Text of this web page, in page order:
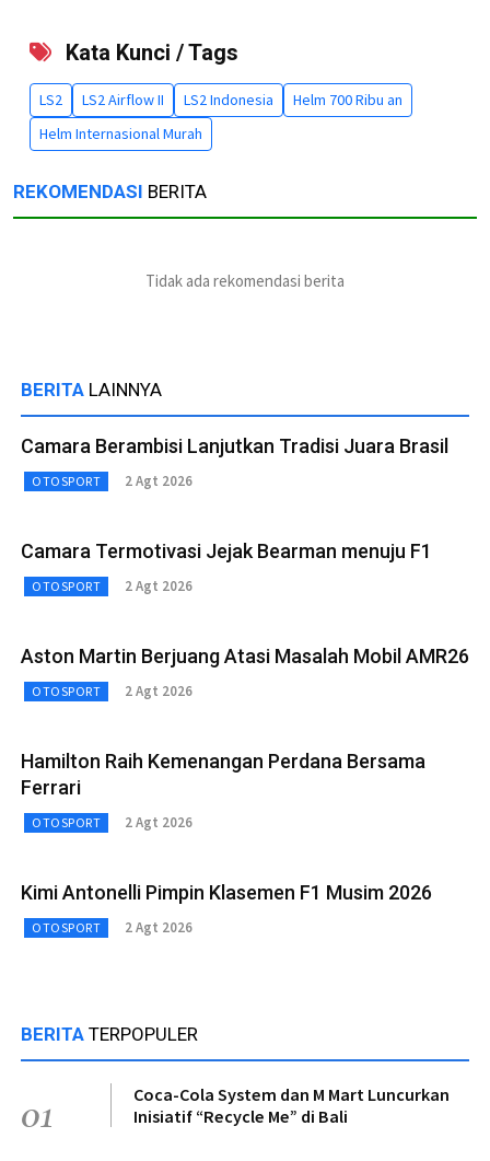
Kata Kunci / Tags
LS2 LS2 Airflow II LS2 Indonesia
Helm 700 Ribu an
Helm Internasional Murah
REKOMENDASI BERITA
Tidak ada rekomendasi berita
BERITA LAINNYA
Camara Berambisi Lanjutkan Tradisi Juara Brasil
OTOSPORT 2 Agt 2026
Camara Termotivasi Jejak Bearman menuju F1
OTOSPORT 2 Agt 2026
Aston Martin Berjuang Atasi Masalah Mobil AMR26
OTOSPORT 2 Agt 2026
Hamilton Raih Kemenangan Perdana Bersama
Ferrari
OTOSPORT 2 Agt 2026
Kimi Antonelli Pimpin Klasemen F1 Musim 2026
OTOSPORT 2 Agt 2026
BERITA TERPOPULER
01
Coca-Cola System dan M Mart Luncurkan
Inisiatif “Recycle Me” di Bali